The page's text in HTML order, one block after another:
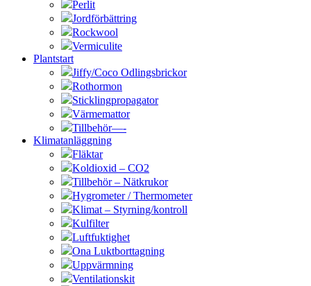
Perlit
Jordförbättring
Rockwool
Vermiculite
Plantstart
Jiffy/Coco Odlingsbrickor
Rothormon
Sticklingpropagator
Värmemattor
Tillbehör—-
Klimatanläggning
Fläktar
Koldioxid – CO2
Tillbehör – Nätkrukor
Hygrometer / Thermometer
Klimat – Styrning/kontroll
Kulfilter
Luftfuktighet
Ona Luktborttagning
Uppvärmning
Ventilationskit